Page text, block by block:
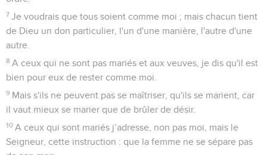
7 Je voudrais que tous soient comme moi ; mais chacun tient
de Dieu un don particulier, l'un d'une manière, l'autre d'une
autre.
8 A ceux qui ne sont pas mariés et aux veuves, je dis qu'il est
bien pour eux de rester comme moi.
9 Mais s'ils ne peuvent pas se maîtriser, qu'ils se marient, car
il vaut mieux se marier que de brûler de désir.
10 A ceux qui sont mariés j’adresse, non pas moi, mais le
Seigneur, cette instruction : que la femme ne se sépare pas